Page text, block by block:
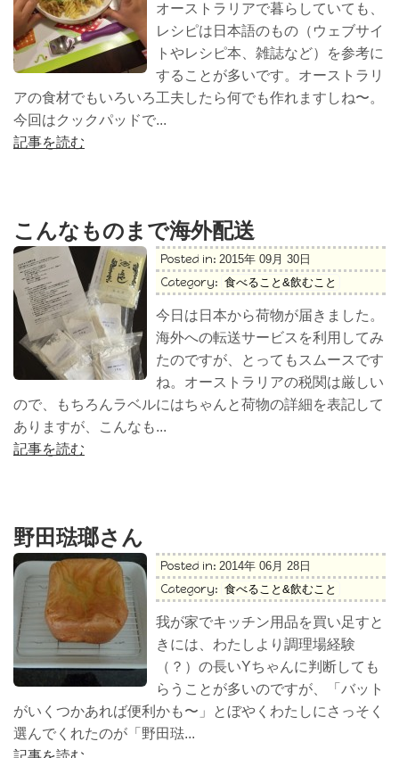
オーストラリアで暮らしていても、
レシピは日本語のもの（ウェブサイ
トやレシピ本、雑誌など）を参考に
することが多いです。オーストラリ
アの食材でもいろいろ工夫したら何でも作れますしね〜。
今回はクックパッドで...
記事を読む
こんなものまで海外配送
Posted in: 2015年 09月 30日
Category: 食べること&飲むこと
今日は日本から荷物が届きました。
海外への転送サービスを利用してみ
たのですが、とってもスムースです
ね。オーストラリアの税関は厳しい
ので、もちろんラベルにはちゃんと荷物の詳細を表記して
ありますが、こんなも...
記事を読む
野田琺瑯さん
Posted in: 2014年 06月 28日
Category: 食べること&飲むこと
我が家でキッチン用品を買い足すと
きには、わたしより調理場経験
（？）の長いYちゃんに判断しても
らうことが多いのですが、「バット
がいくつかあれば便利かも〜」とぼやくわたしにさっそく
選んでくれたのが「野田琺...